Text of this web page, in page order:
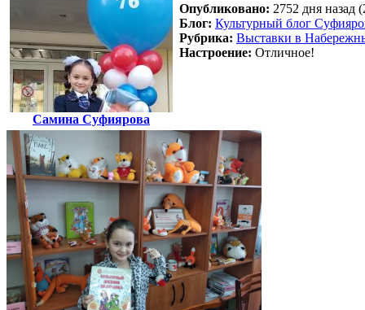
Самина Суфиярова
Опубликовано: 2752 дня назад
Блог: Культурный блог
Рубрика: Выставки в
Настроение: Отличное!